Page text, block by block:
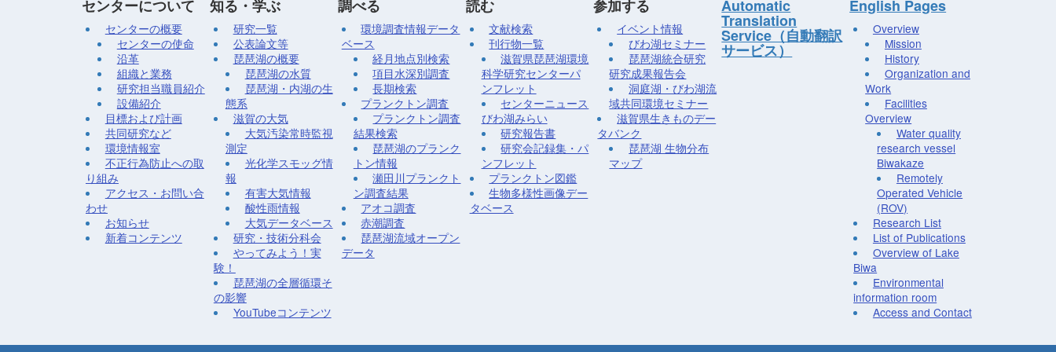
センターについて
センターの概要
センターの使命
沿革
組織と業務
研究担当職員紹介
設備紹介
目標および計画
共同研究など
環境情報室
不正行為防止への取
り組み
アクセス・お問い合
わせ
お知らせ
新着コンテンツ
知る・学ぶ
研究一覧
公表論文等
琵琶湖の概要
琵琶湖の水質
琵琶湖・内湖の生
態系
滋賀の大気
大気汚染常時監視
測定
光化学スモッグ情
報
有害大気情報
酸性雨情報
大気データベース
研究・技術分科会
やってみよう！実
験！
琵琶湖の全層循環そ
の影響
YouTubeコンテンツ
調べる
環境調査情報データ
ベース
経月地点別検索
項目水深別調査
長期検索
プランクトン調査
プランクトン調査
結果検索
琵琶湖のプランク
トン情報
瀬田川プランクト
ン調査結果
アオコ調査
赤潮調査
琵琶湖流域オープン
データ
読む
文献検索
刊行物一覧
滋賀県琵琶湖環境
科学研究センターパ
ンフレット
センターニュース
びわ湖みらい
研究報告書
研究会記録集・パ
ンフレット
プランクトン図鑑
生物多様性画像デー
タベース
参加する
イベント情報
びわ湖セミナー
琵琶湖統合研究
研究成果報告会
洞庭湖・びわ湖流
域共同環境セミナー
滋賀県生きものデー
タバンク
琵琶湖 生物分布
マップ
Automatic
Translation
Service（自動翻訳
サービス）
English Pages
Overview
Mission
History
Organization and
Work
Facilities
Overview
Water quality
research vessel
Biwakaze
Remotely
Operated Vehicle
(ROV)
Research List
List of Publications
Overview of Lake
Biwa
Environmental
information room
Access and Contact